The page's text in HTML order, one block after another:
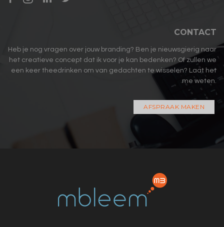
CONTACT
Heb je nog vragen over jouw branding? Ben je nieuwsgierig naar
het creatieve concept dat ik voor je kan bedenken? Of zullen we
een keer theedrinken om van gedachten te wisselen? Laat het
me weten.
AFSPRAAK MAKEN